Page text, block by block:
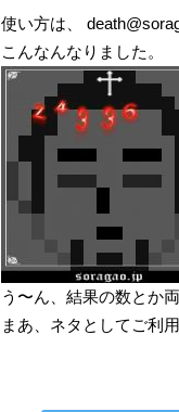
使い方は、
こんなんなりました。
う〜ん、結果の数とか
まあ、ネタとしてご利用